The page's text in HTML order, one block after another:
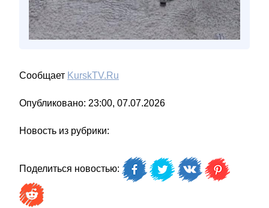
Сообщает KurskTV.Ru
Опубликовано: 23:00, 07.07.2026
Новость из рубрики:
Поделиться новостью: